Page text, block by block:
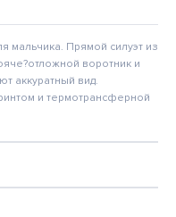
мальчика. Прямой силуэт из
воротник и
аккуратный вид.
и термотрансферной